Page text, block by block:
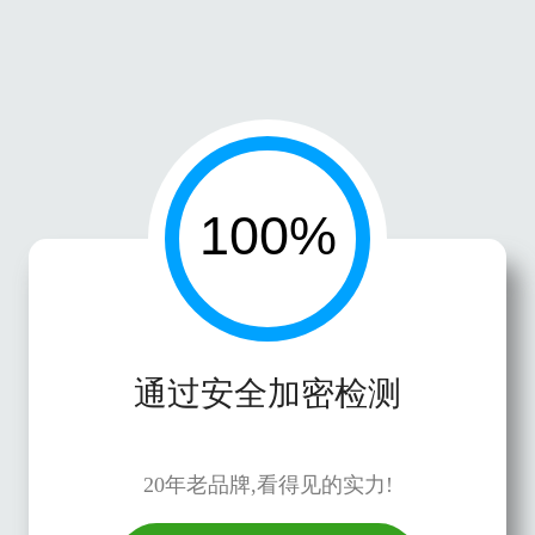
通过安全加密检测
20年老品牌,看得见的实力!